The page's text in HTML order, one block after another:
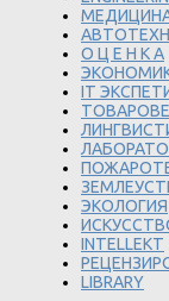
О Ц Е Н К А
IT
ЭКОЛОГИЯ
INTELLEKT
LIBRARY